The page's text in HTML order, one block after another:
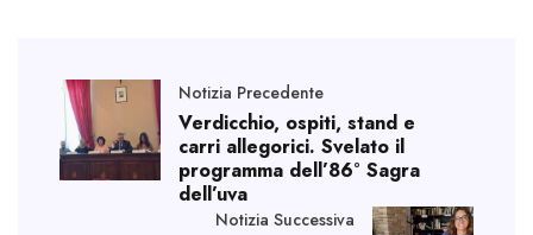
Notizia Precedente
Verdicchio, ospiti, stand e
carri allegorici. Svelato il
programma dell’86° Sagra
dell’uva
Notizia Successiva